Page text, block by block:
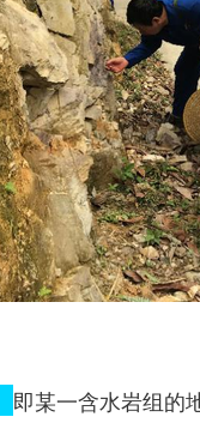
即某一含水岩组的